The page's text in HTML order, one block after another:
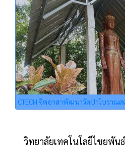
CTECH จิตอาสาพัฒนาวัดป่าโบราณ
วิทยาลัยเทคโนโลยีไชยพัน